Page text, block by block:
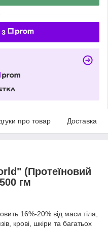
про товар Доставка
(Протеїновий
гм
16%-20% від маси тіла,
крові, шкіри та багатьох